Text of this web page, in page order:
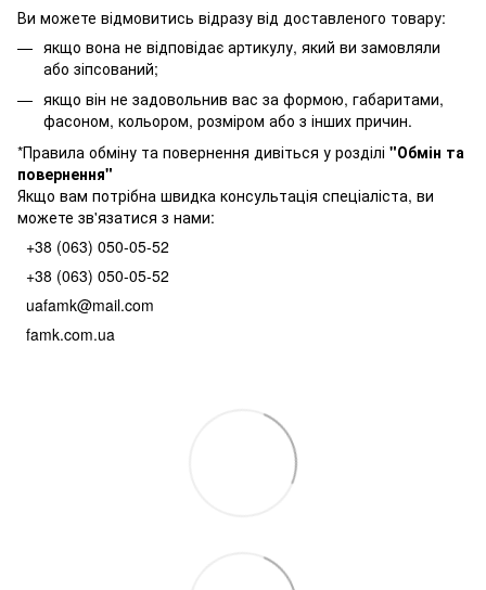
Ви можете відмовитись відразу від доставленого товару:
якщо вона не відповідає артикулу, який ви замовляли
або зіпсований;
якщо він не задовольнив вас за формою, габаритами,
фасоном, кольором, розміром або з інших причин.
*Правила обміну та повернення дивіться у розділі "Обмін та
повернення"
Якщо вам потрібна швидка консультація спеціаліста, ви
можете зв'язатися з нами:
+38 (063) 050-05-52
+38 (063) 050-05-52
uafamk@mail.com
famk.com.ua